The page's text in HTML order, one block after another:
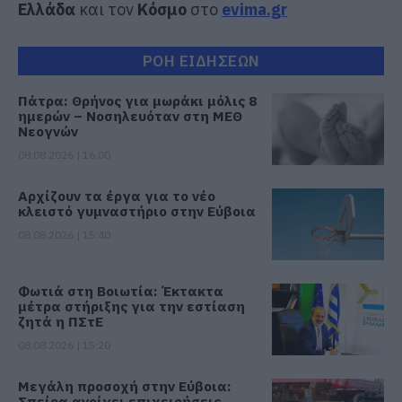
Ελλάδα και τον Κόσμο στο evima.gr
ΡΟΗ ΕΙΔΗΣΕΩΝ
Πάτρα: Θρήνος για μωράκι μόλις 8
ημερών – Νοσηλευόταν στη ΜΕΘ
Νεογνών
Αρχίζουν τα έργα για το νέο
κλειστό γυμναστήριο στην Εύβοια
Φωτιά στη Βοιωτία: Έκτακτα
μέτρα στήριξης για την εστίαση
ζητά η ΠΣτΕ
Μεγάλη προσοχή στην Εύβοια: